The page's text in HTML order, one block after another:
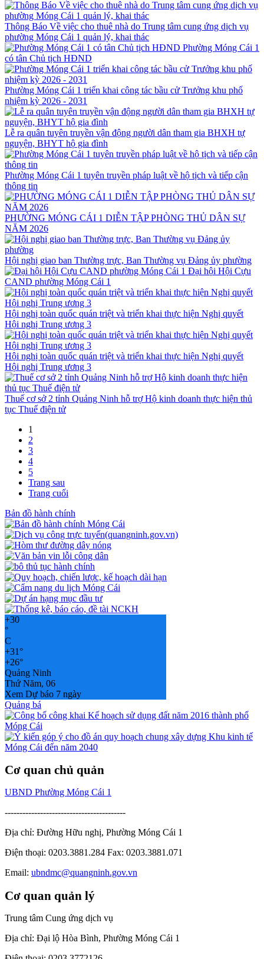
Thông Báo Về việc cho thuê nhà do Trung tâm cung ứng dịch vụ
phường Móng Cái 1 quản lý, khai thác
Phường Móng Cái 1
có tân Chủ tịch HĐND
Phường Móng Cái 1 triển khai công tác bầu cử Trưởng khu phố
nhiệm kỳ 2026 - 2031
Lễ ra quân tuyên truyền vận động người dân tham gia BHXH tự
nguyện, BHYT hộ gia đình
Phường Móng Cái 1 tuyên truyền pháp luật về hộ tịch và tiếp cận
thông tin
PHƯỜNG MÓNG CÁI 1 DIỄN TẬP PHÒNG THỦ DÂN SỰ
NĂM 2026
Hội nghị giao ban Thường trực, Ban Thường vụ Đảng ủy phường
Đại hội Hội Cựu
CAND phường Móng Cái 1
Hội nghị toàn quốc quán triệt và triển khai thực hiện Nghị quyết
Hội nghị Trung ương 3
Hội nghị toàn quốc quán triệt và triển khai thực hiện Nghị quyết
Hội nghị Trung ương 3
Thuế cơ sở 2 tỉnh Quảng Ninh hỗ trợ Hộ kinh doanh thực hiện thủ
tục Thuế điện tử
1
2
3
4
5
Trang sau
Trang cuối
Bản đồ hành chính
+30
°
C
+31°
+26°
Quảng Ninh
Thứ Năm, 06
Xem Dự báo 7 ngày
Quảng bá
Cơ quan chủ quản
UBND Phường Móng Cái 1
-----------------------------------------
Địa chỉ: Đường Hữu nghị, Phường Móng Cái 1
Điện thoại: 0203.3881.284 Fax: 0203.3881.071
Email: ubndmc@quangninh.gov.vn
Cơ quan quản lý
Trung tâm Cung ứng dịch vụ
Địa chỉ: Đại lộ Hòa Bình, Phường Móng Cái 1